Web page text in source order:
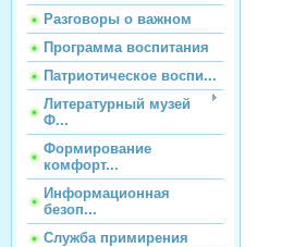
Разговоры о важном
Программа воспитания
Патриотическое воспи...
Литературный музей
Ф...
Формирование
комфорт...
Информационная
безоп...
Служба примирения